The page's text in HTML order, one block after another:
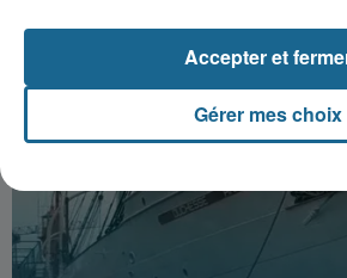
Gérer mes choix
Accepter et